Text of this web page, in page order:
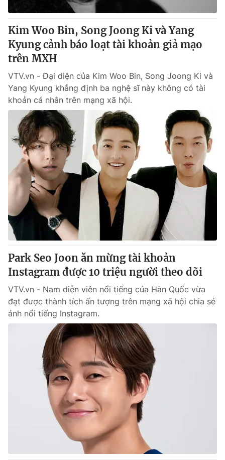
® Cấm sao chép dưới mọi hình thức nếu không có sự chấp
thuận bằng văn bản. Ghi rõ nguồn VTV.vn khi phát hành lại
thông tin từ website này.
Kim Woo Bin, Song Joong Ki và Yang
Kyung cảnh báo loạt tài khoản giả mạo
trên MXH
VTV.vn - Đại diện của Kim Woo Bin, Song Joong Ki và
Yang Kyung khẳng định ba nghệ sĩ này không có tài
khoản cá nhân trên mạng xã hội.
Park Seo Joon ăn mừng tài khoản
Instagram được 10 triệu người theo dõi
VTV.vn - Nam diễn viên nổi tiếng của Hàn Quốc vừa
đạt được thành tích ấn tượng trên mạng xã hội chia sẻ
ảnh nổi tiếng Instagram.